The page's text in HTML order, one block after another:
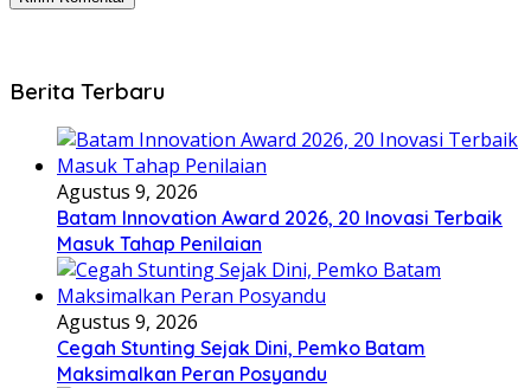
Berita Terbaru
Agustus 9, 2026
Batam Innovation Award 2026, 20 Inovasi Terbaik
Masuk Tahap Penilaian
Agustus 9, 2026
Cegah Stunting Sejak Dini, Pemko Batam
Maksimalkan Peran Posyandu